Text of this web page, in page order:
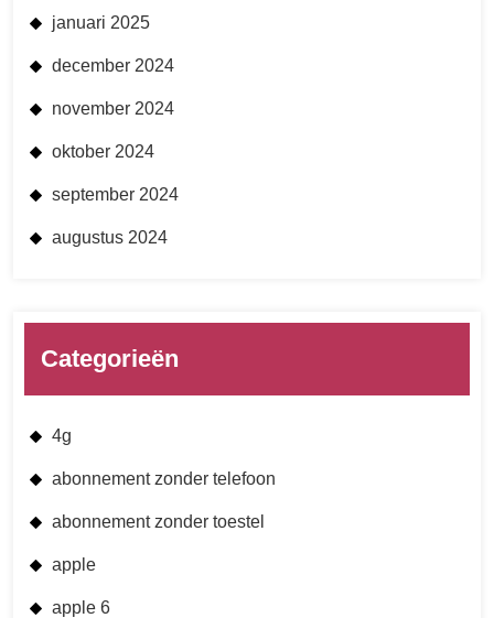
januari 2025
december 2024
november 2024
oktober 2024
september 2024
augustus 2024
Categorieën
4g
abonnement zonder telefoon
abonnement zonder toestel
apple
apple 6